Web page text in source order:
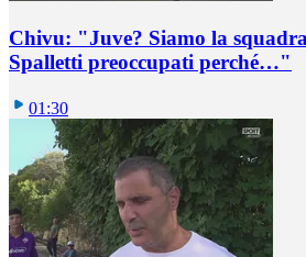
Chivu: "Juve? Siamo la
Spalletti preoccupati perché…"
01:30